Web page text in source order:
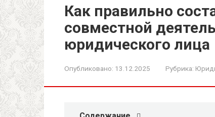
Как правильно
совместной
юридического лица
Опубликовано: 13.12.2025 Рубрика: